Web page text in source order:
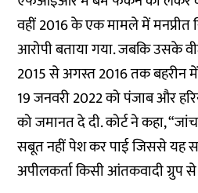
वहीं 2016 के एक मामले में
आरोपी बताया गया. जबकि उसके
2015 से अगस्त 2016 तक बहरीन
19 जनवरी 2022 को पंजाब और
को जमानत दे दी. कोर्ट ने कहा,
सबूत नहीं पेश कर पाई जिससे यह
अपीलकर्ता किसी आंतकवादी ग्रुप से